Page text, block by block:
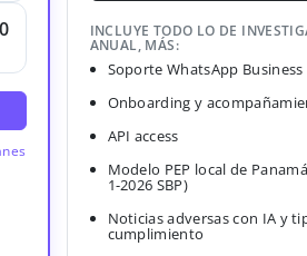
INCLUYE TODO LO DE
ANUAL, MÁS:
Soporte WhatsApp Business
Onboarding y
API access
Modelo PEP local de
1-2026 SBP)
Noticias adversas con IA y
cumplimiento